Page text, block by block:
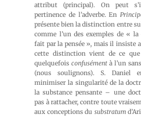
attribut (principal). On peut
pertinence de l’adverbe. En
présente bien la distinction entre
comme l’un des exemples de «
fait par la pensée », mais il insiste
cette distinction vient de ce
quelquefoisconfusément à l’un
(nous soulignons). S. Daniel
minimiser la singularité de la
la substance pensante – une
pas à rattacher, contre toute
aux conceptions du substratum